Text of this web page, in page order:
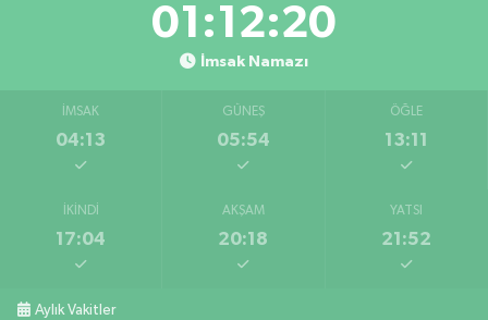
01:12:19
İmsak Namazı
İMSAK
04:13
GÜNEŞ
05:54
ÖĞLE
13:11
İKINDI
17:04
AKŞAM
20:18
YATSI
21:52
Aylık Vakitler